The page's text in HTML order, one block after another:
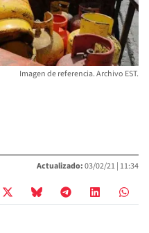
Imagen de referencia. Archivo EST.
Actualizado:03/02/21 | 11:34